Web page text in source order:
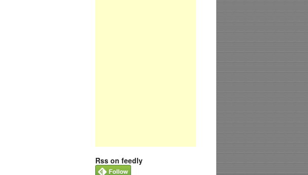
Rss on feedly